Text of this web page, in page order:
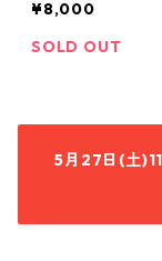
ダー型B1布ポス
ター
¥8,000
SOLD OUT
5月27日(土